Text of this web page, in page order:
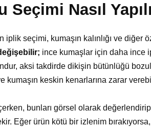
Seçimi Nasıl
iplik seçimi, kumaşın kalınlığı ve diğer
ince kumaşlar için daha ince
aksi takdirde dikişin bütünlüğü
kumaşın keskin kenarlarına zarar
bunları görsel olarak
Eğer ürün kötü bir izlenim